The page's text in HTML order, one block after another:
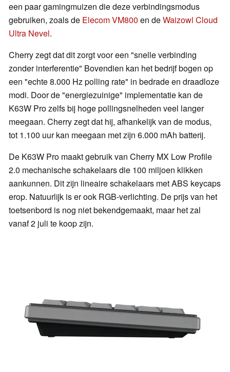
een paar gamingmuizen die deze verbindingsmodus
gebruiken, zoals de Elecom VM800 en deWaizowl Cloud
Ultra Nevel.
Cherry zegt dat dit zorgt voor een "snelle verbinding
zonder interferentie" Bovendien kan het bedrijf bogen op
een "echte 8.000 Hz polling rate" in bedrade en draadloze
modi. Door de "energiezuinige" implementatie kan de
K63W Pro zelfs bij hoge pollingsnelheden veel langer
meegaan. Cherry zegt dat hij, afhankelijk van de modus,
tot 1.100 uur kan meegaan met zijn 6.000 mAh batterij.
De K63W Pro maakt gebruik van Cherry MX Low Profile
2.0 mechanische schakelaars die 100 miljoen klikken
aankunnen. Dit zijn lineaire schakelaars met ABS keycaps
erop. Natuurlijk is er ook RGB-verlichting. De prijs van het
toetsenbord is nog niet bekendgemaakt, maar het zal
vanaf 2 juli te koop zijn.